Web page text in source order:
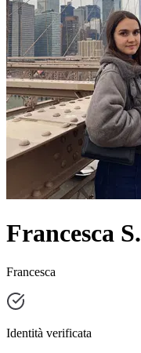
Francesca S.
Francesca
Identità verificata